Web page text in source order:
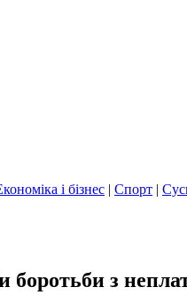
і бізнес | Спорт |
боротьби з